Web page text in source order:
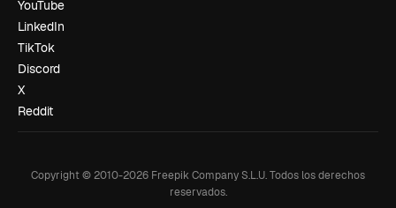
YouTube
LinkedIn
TikTok
Discord
X
Reddit
Copyright © 2010-2026 Freepik Company S.L.U.Todos los derechos
reservados.